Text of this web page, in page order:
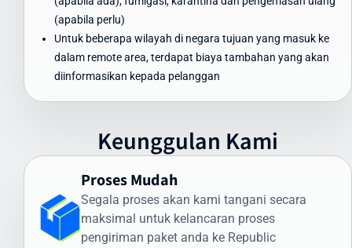
ke Republic Dominican tanpa mengorbankan kualitas dan
keamanan.
Waktu Pengiriman Paket ke Republic
Dominican yang Dapat Diandalkan
Waktu pengiriman paket ke Republic Dominican menjadi perhatian
waktu pengiriman yang dapat diandalkan:
Pengiriman Standard (udara): 5-7 hari kerja
Pengiriman Ekonomis (laut): 30-45 hari
Faktor yang memengaruhi waktu pengiriman meliputi:
(apabila perlu)
Untuk beberapa wilayah di negara tujuan yang masuk ke
dalam remote area, terdapat biaya tambahan yang akan
diinformasikan kepada pelanggan
Keunggulan Kami
Proses Mudah
Segala proses akan kami tangani secara
maksimal untuk kelancaran proses
pengiriman paket anda ke Republic